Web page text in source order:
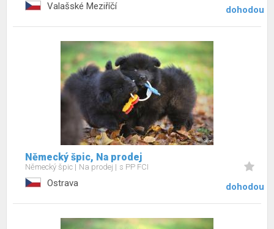
Valašské Meziříčí dohodou
Německý špic, Na prodej
Německý špic Na prodej s PP FCI
Ostrava dohodou